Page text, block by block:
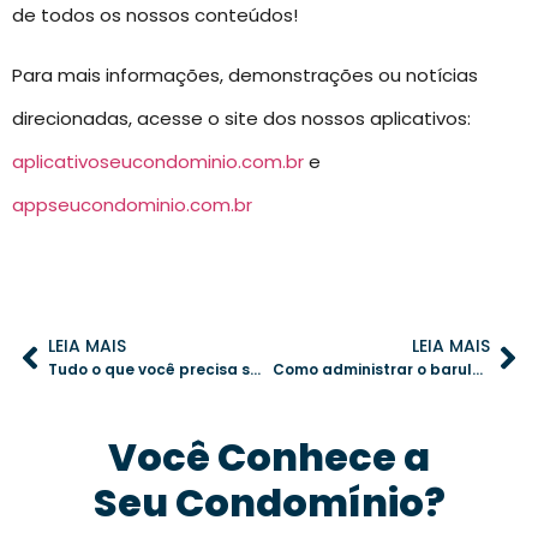
de todos os nossos conteúdos!
Para mais informações, demonstrações ou notícias
direcionadas, acesse o site dos nossos aplicativos:
aplicativoseucondominio.com.bre
appseucondominio.com.br
LEIA MAIS
Tudo o que você precisa saber sobre energia solar em condomínios e como otimizar o processo
LEIA MAIS
Como administrar o barulho de obras no condomínio e garantir a tranquilidade dos moradores
Você Conhece a
Seu Condomínio?